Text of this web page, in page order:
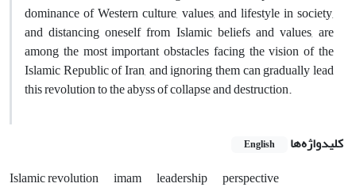
dominance of Western culture, values, and lifestyle in society,
and distancing oneself from Islamic beliefs and values, are
among the most important obstacles facing the vision of the
Islamic Republic of Iran, and ignoring them can gradually lead
this revolution to the abyss of collapse and destruction.
کلیدواژه‌ها English
Islamic revolution imam leadership
perspective